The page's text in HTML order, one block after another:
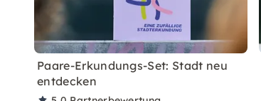
Paare-Erkundungs-Set: Stadt neu
entdecken